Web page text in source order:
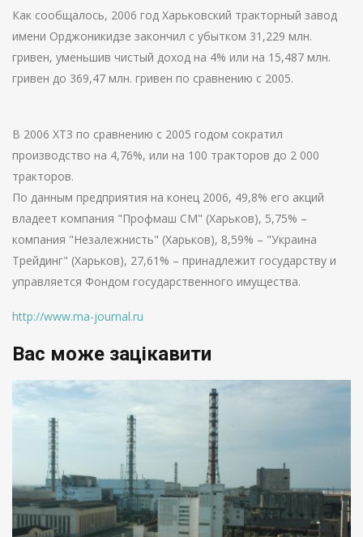
Как сообщалось, 2006 год Харьковский тракторный завод
имени Орджоникидзе закончил с убытком 31,229 млн.
гривен, уменьшив чистый доход на 4% или на 15,487 млн.
гривен до 369,47 млн. гривен по сравнению с 2005.
В 2006 ХТЗ по сравнению с 2005 годом сократил
производство на 4,76%, или на 100 тракторов до 2 000
тракторов.
По данным предприятия на конец 2006, 49,8% его акций
владеет компания "Профмаш СМ" (Харьков), 5,75% –
компания "Незалежнисть" (Харьков), 8,59% – "Украина
Трейдинг" (Харьков), 27,61% – принадлежит государству и
управляется Фондом государственного имущества.
http://www.ma-journal.ru
Вас може зацікавити